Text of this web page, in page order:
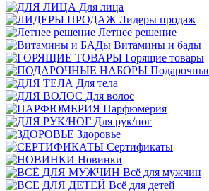
Для лица
Лидеры продаж
Летнее решение
Витамины и бады
Горящие товары
Для тела
Для волос
Парфюмерия
Для рук/ног
Здоровье
Сертификаты
Новинки
Всё для мужчин
Всё для детей